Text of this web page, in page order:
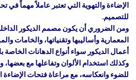
الإضاءة والتهوية التي تعتبر عاملاً مهماً في
للتصميم.
ومن الضروري أن يكون مصمم الديكور
المعمارية وأساليبها وتقنياتها، والخامات
أعمال الديكور سواء أنواع الدهانات
وكذلك استخدام الألوان وتفاعلها مع
للضوء وانعكاسه، مع مراعاة فتحات الإضاءة